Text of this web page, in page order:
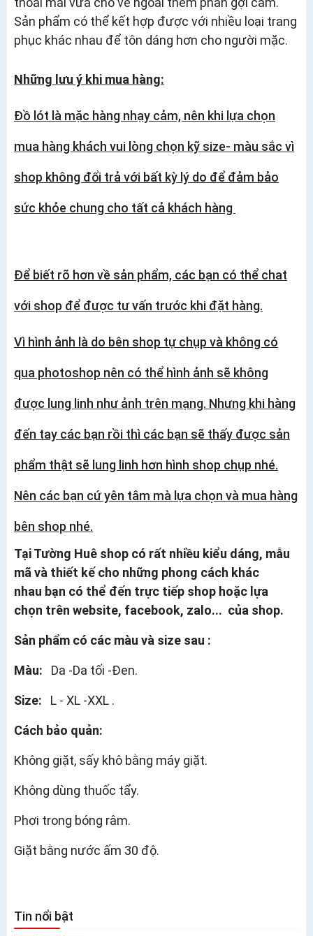
Sản phẩm có thể kết hợp được với nhiều loại trang
phục khác nhau để tôn dáng hơn cho người mặc.
Những lưu ý khi mua hàng:
Đồ lót là mặc hàng nhạy cảm, nên khi lựa chọn
mua hàng khách vui lòng chọn kỹ size- màu sắc vì
shop không đổi trả với bất kỳ lý do để đảm bảo
sức khỏe chung cho tất cả khách hàng
Để biết rõ hơn về sản phẩm, các bạn có thể chat
với shop để được tư vấn trước khi đặt hàng.
Vì hình ảnh là do bên shop tự chụp và không có
qua photoshop nên có thể hình ảnh sẽ không
được lung linh như ảnh trên mạng. Nhưng khi hàng
đến tay các bạn rồi thì các bạn sẽ thấy được sản
phẩm thật sẽ lung linh hơn hình shop chụp nhé.
Nên các bạn cứ yên tâm mà lựa chọn và mua hàng
bên shop nhé.
Tại Tường Huê shop có rất nhiều kiểu dáng, mẫu
mã và thiết kế cho những phong cách khác
nhau bạn có thể đến trực tiếp shop hoặc lựa
chọn trên website, facebook, zalo... của shop.
Sản phẩm có các màu và size sau :
Màu: Da -Da tối -Đen.
Size: L - XL -XXL .
Cách bảo quản:
Không giặt, sấy khô bằng máy giặt.
Không dùng thuốc tẩy.
Phơi trong bóng râm.
Giặt bằng nước ấm 30 độ.
Tin nổi bật